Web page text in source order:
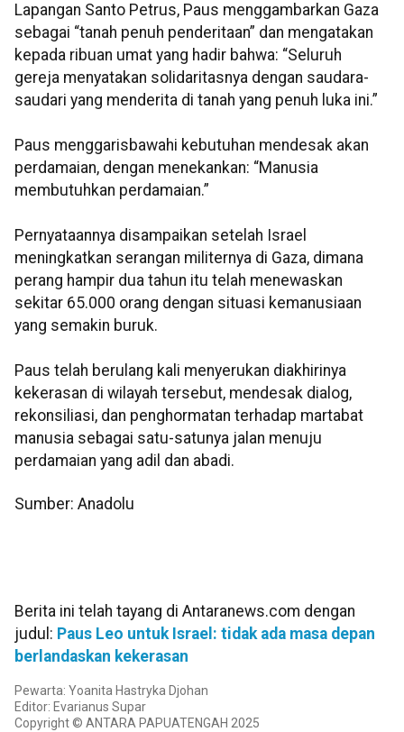
Lapangan Santo Petrus, Paus menggambarkan Gaza
sebagai “tanah penuh penderitaan” dan mengatakan
kepada ribuan umat yang hadir bahwa: “Seluruh
gereja menyatakan solidaritasnya dengan saudara-
saudari yang menderita di tanah yang penuh luka ini.”
Paus menggarisbawahi kebutuhan mendesak akan
perdamaian, dengan menekankan: “Manusia
membutuhkan perdamaian.”
Pernyataannya disampaikan setelah Israel
meningkatkan serangan militernya di Gaza, dimana
perang hampir dua tahun itu telah menewaskan
sekitar 65.000 orang dengan situasi kemanusiaan
yang semakin buruk.
Paus telah berulang kali menyerukan diakhirinya
kekerasan di wilayah tersebut, mendesak dialog,
rekonsiliasi, dan penghormatan terhadap martabat
manusia sebagai satu-satunya jalan menuju
perdamaian yang adil dan abadi.
Sumber: Anadolu
Berita ini telah tayang di Antaranews.com dengan
judul: Paus Leo untuk Israel: tidak ada masa depan
berlandaskan kekerasan
Pewarta: Yoanita Hastryka Djohan
Editor: Evarianus Supar
Copyright © ANTARA PAPUATENGAH 2025